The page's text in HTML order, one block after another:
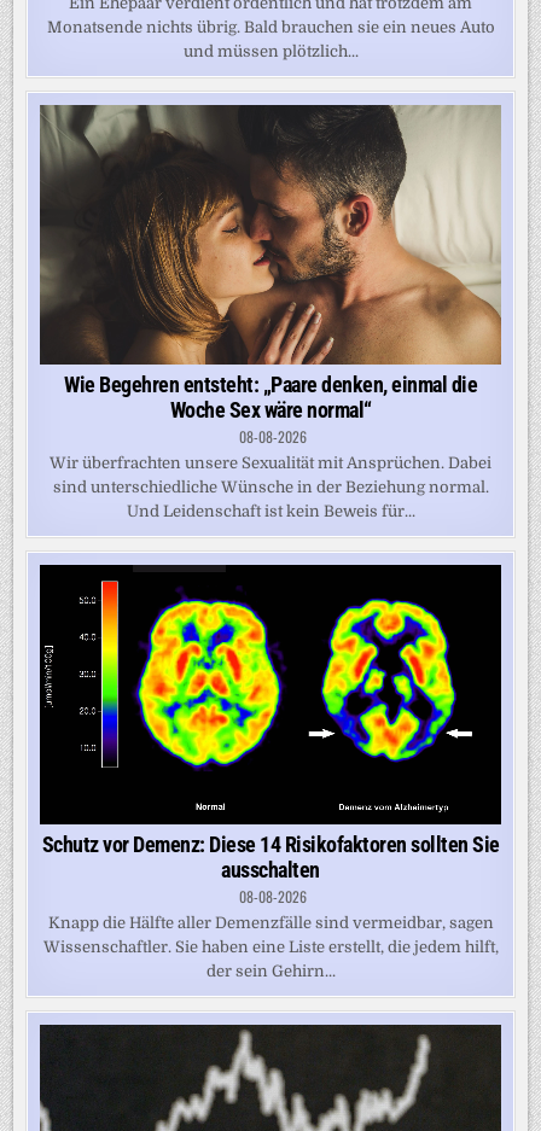
Monatsende nichts übrig. Bald brauchen sie ein neues Auto
und müssen plötzlich...
Wie Begehren entsteht: „Paare denken, einmal die
Woche Sex wäre normal“
08-08-2026
Wir überfrachten unsere Sexualität mit Ansprüchen. Dabei
sind unterschiedliche Wünsche in der Beziehung normal.
Und Leidenschaft ist kein Beweis für...
Schutz vor Demenz: Diese 14 Risikofaktoren sollten Sie
ausschalten
08-08-2026
Knapp die Hälfte aller Demenzfälle sind vermeidbar, sagen
Wissenschaftler. Sie haben eine Liste erstellt, die jedem hilft,
der sein Gehirn...